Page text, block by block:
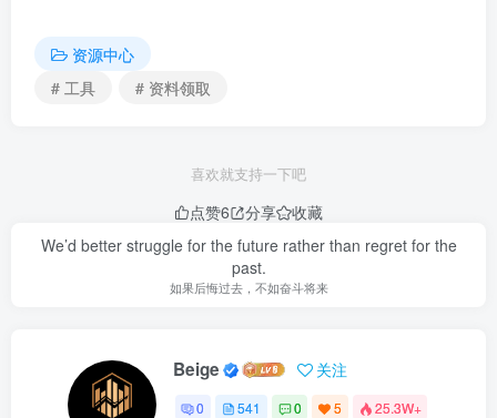
资源中心
# 工具
# 资料领取
喜欢就支持一下吧
点赞6 分享
收藏
We’d better struggle for the future rather than regret for the
past.
如果后悔过去，不如奋斗将来
Beige 关注
0 541 0 5 25.3W+